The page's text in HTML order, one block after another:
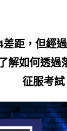
距，但經
解如何透
征服考試